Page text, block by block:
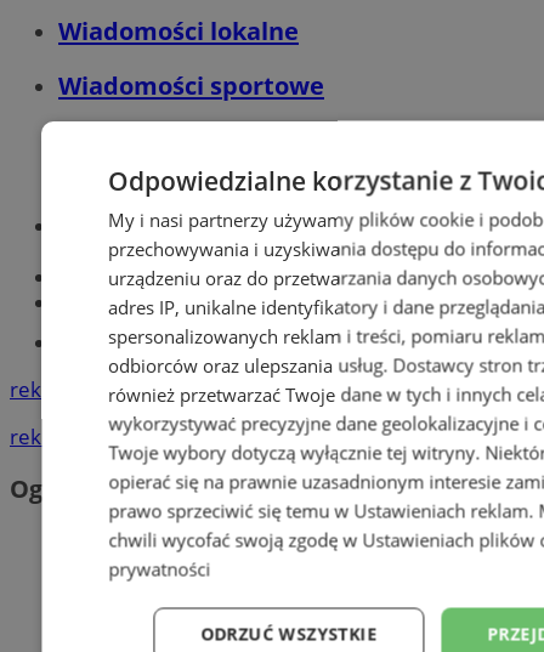
Wiadomości lokalne
Wiadomości sportowe
Optyk, okulista
Zabrze
Największy sklep z częściami online!
Książeczka sanepidowska
Tworzenie stron www -Zabrze
reklama
reklama
Ogłoszenia
Odpowiedzialne korzystanie z
My i nasi partnerzy używamy plików cookie i
przechowywania i uzyskiwania dostępu do
urządzeniu oraz do przetwarzania danych
adres IP, unikalne identyfikatory i dane
spersonalizowanych reklam i treści, pomiaru
odbiorców oraz ulepszania usług. Dostawcy stron
również przetwarzać Twoje dane w tych i innych
wykorzystywać precyzyjne dane geolokalizacyjne i
Twoje wybory dotyczą wyłącznie tej witryny.
opierać się na prawnie uzasadnionym interesie
prawo sprzeciwić się temu w Ustawieniach reklam.
chwili wycofać swoją zgodę w Ustawieniach plików
prywatności
ODRZUĆ WSZYSTKIE